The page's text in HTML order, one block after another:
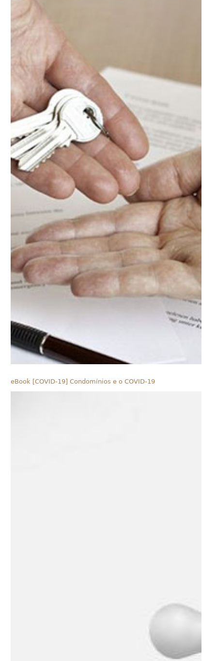
eBook [COVID-19] Condomínios e o COVID-19